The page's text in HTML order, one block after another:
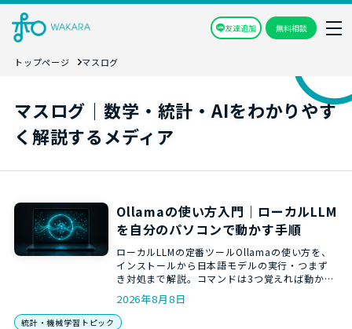
友達追加 無料相談
トップページ マスログ
マスログ｜数学・統計・AIをわかりやす
く解説するメディア
Ollamaの使い方入門｜ローカルLLM
を自分のパソコンで動かす手順
ローカルLLMの定番ツールOllamaの使い方を、
インストールから日本語モデルの実行・つまず
き対処まで解説。コマンドは3つ覚えれば動かせ
ます。必要スペックの目安つき。
2026年8月8日
統計・機械学習トピック